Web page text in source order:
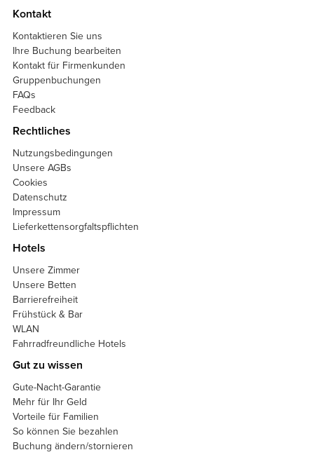
Kontakt
Kontaktieren Sie uns
Ihre Buchung bearbeiten
Kontakt für Firmenkunden
Gruppenbuchungen
FAQs
Feedback
Rechtliches
Nutzungsbedingungen
Unsere AGBs
Cookies
Datenschutz
Impressum
Lieferkettensorgfaltspflichten
Hotels
Unsere Zimmer
Unsere Betten
Barrierefreiheit
Frühstück & Bar
WLAN
Fahrradfreundliche Hotels
Gut zu wissen
Gute-Nacht-Garantie
Mehr für Ihr Geld
Vorteile für Familien
So können Sie bezahlen
Buchung ändern/stornieren